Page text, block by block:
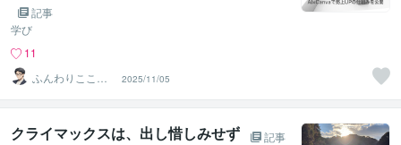
記事
学び
11
ふんわりこころ
サポート☘️みち
まさ
2025/11/05
クライマックスは、出し惜しみせず
記事